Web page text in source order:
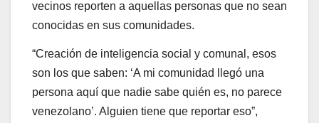
vecinos reporten a aquellas personas que no sean
conocidas en sus comunidades.
“Creación de inteligencia social y comunal, esos
son los que saben: ‘A mi comunidad llegó una
persona aquí que nadie sabe quién es, no parece
venezolano’. Alguien tiene que reportar eso”,